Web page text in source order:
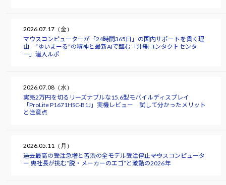
2026.07.17（金）
マウスコンピューターが「24時間365日」の国内サポートを貫く理
由 “ゆいまーる”の精神と最新AIで臨む「沖縄コンタクトセンタ
ー」潜入ルポ
2026.07.08（水）
実売2万円を切るリーズナブルな15.6型モバイルディスプレイ
「ProLite P1671HSC-B1J」実機レビュー 試して分かったメリット
と注意点
2026.05.11（月）
過去最高の受注急増と苦渋の全モデル受注停止――マウスコンピュータ
ー 軣社長が挑む“脱・メーカーのエゴ”と激動の2026年